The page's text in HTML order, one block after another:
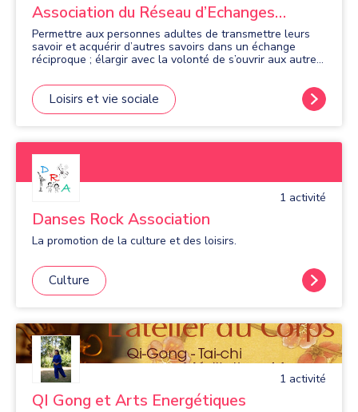
Association du Réseau d’Echanges
Réciproques de Savoirs
Permettre aux personnes adultes de transmettre leurs
savoir et acquérir d’autres savoirs dans un échange
réciproque ; élargir avec la volonté de s’ouvrir aux autres,
intellectuel des personnes intéressées ; échanger les
projets, les idées, les apprentissages, les méthodes à la
manière d’une école de citoyenneté, en dehors des
Loisirs et vie sociale
1 activité
Danses Rock Association
La promotion de la culture et des loisirs.
Culture
1 activité
QI Gong et Arts Energétiques